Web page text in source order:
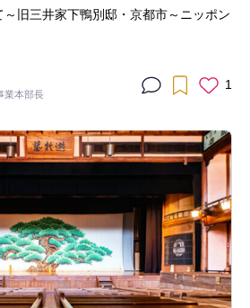
旧三井家下鴨別邸・京都市～ニッポン
業本部長
1